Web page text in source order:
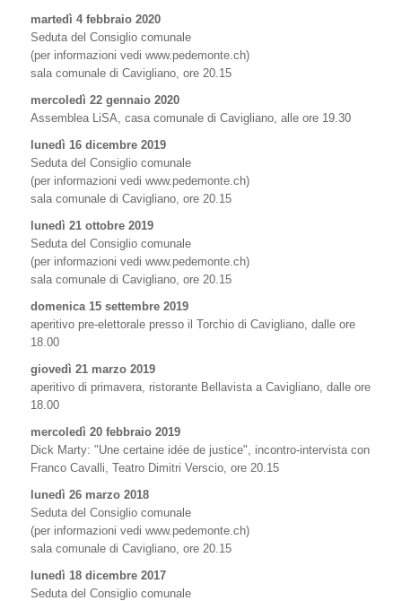
martedì 4 febbraio 2020
Seduta del Consiglio comunale
(per informazioni vedi www.pedemonte.ch)
sala comunale di Cavigliano, ore 20.15
mercoledì 22 gennaio 2020
Assemblea LiSA, casa comunale di Cavigliano, alle ore 19.30
lunedì 16 dicembre 2019
Seduta del Consiglio comunale
(per informazioni vedi www.pedemonte.ch)
sala comunale di Cavigliano, ore 20.15
lunedì 21 ottobre 2019
Seduta del Consiglio comunale
(per informazioni vedi www.pedemonte.ch)
sala comunale di Cavigliano, ore 20.15
domenica 15 settembre 2019
aperitivo pre-elettorale presso il Torchio di Cavigliano, dalle ore
18.00
giovedì 21 marzo 2019
aperitivo di primavera, ristorante Bellavista a Cavigliano, dalle ore
18.00
mercoledì 20 febbraio 2019
Dick Marty: "Une certaine idée de justice", incontro-intervista con
Franco Cavalli, Teatro Dimitri Verscio, ore 20.15
lunedì 26 marzo 2018
Seduta del Consiglio comunale
(per informazioni vedi www.pedemonte.ch)
sala comunale di Cavigliano, ore 20.15
lunedì 18 dicembre 2017
Seduta del Consiglio comunale